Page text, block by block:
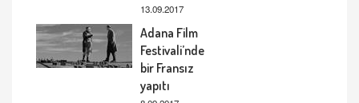
13.09.2017
Adana Film
Festivali’nde
bir Fransız
yapıtı